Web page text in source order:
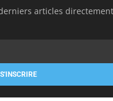
articles
S'INSCRIRE